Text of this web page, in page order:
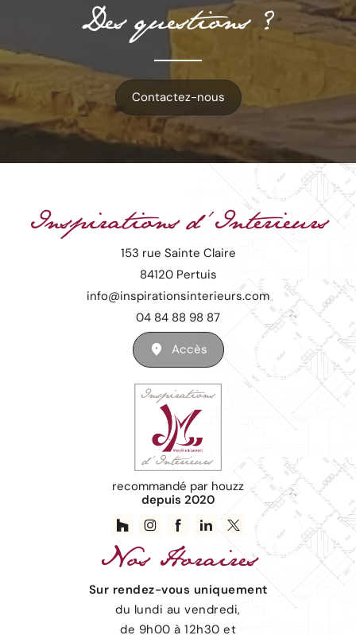
Des questions ?
Contactez-nous
Inspirations d'Interieurs
153 rue Sainte Claire
84120 Pertuis
info@inspirationsinterieurs.com
04 84 88 98 87
Accès
recommandé par houzz
depuis 2020
Nos Horaires
Sur rendez-vous uniquement
du lundi au vendredi,
de 9h00 à 12h30 et